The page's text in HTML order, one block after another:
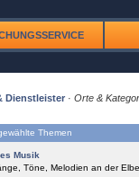
Dienstleister · Orte &
Themen
Musik
Töne, Melodien an der Elbe